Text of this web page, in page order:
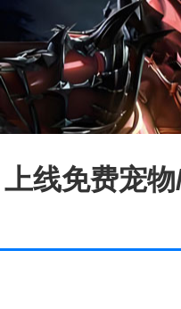
上线免费宠